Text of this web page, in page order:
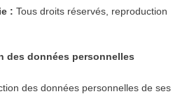
: Tous droits réservés, reproduction
des données personnelles
des données personnelles de ses